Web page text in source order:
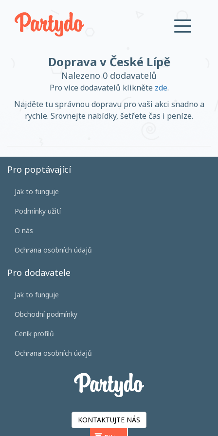
Založit účet
Přihlásit se
Založit účet
Doprava v České Lípě
Nalezeno 0 dodavatelů
Pro více dodavatelů klikněte zde.
Najděte tu správnou dopravu pro vaši akci snadno a
rychle. Srovnejte nabídky, šetřete čas i peníze.
Pro poptávající
Jak to funguje
Podmínky užití
O nás
Ochrana osobních údajů
Pro dodavatele
Jak to funguje
Obchodní podmínky
Ceník profilů
Ochrana osobních údajů
KONTAKTUJTE NÁS